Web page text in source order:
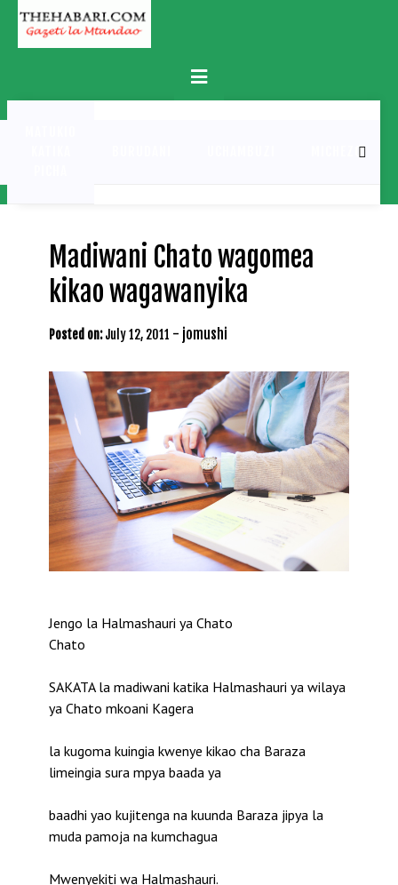
Skip
content
Primary
Menu
MICHEZO
Madiwani Chato wagomea
kikao wagawanyika
Posted on: July 12, 2011 - jomushi
Jengo la Halmashauri ya Chato
Chato
SAKATA la madiwani katika Halmashauri ya wilaya
ya Chato mkoani Kagera
la kugoma kuingia kwenye kikao cha Baraza
limeingia sura mpya baada ya
baadhi yao kujitenga na kuunda Baraza jipya la
muda pamoja na kumchagua
Mwenyekiti wa Halmashauri.